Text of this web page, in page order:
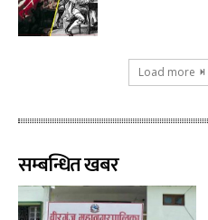
Load more
सम्बन्धित खबर